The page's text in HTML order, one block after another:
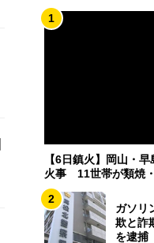
1
【6日鎮火】岡山・
火事 11世帯が類焼
2
ガソリ
欺と詐
を逮